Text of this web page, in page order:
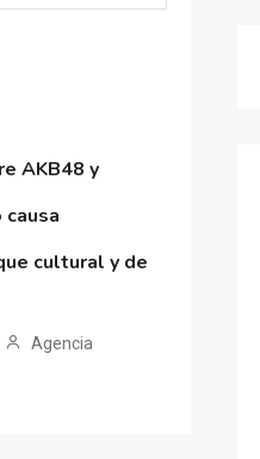
AKB48 y
cultural y de
Agencia